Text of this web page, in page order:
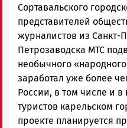
|
Петрозаводск
ГОВОРИТ
Сортавальского
представителей
журналистов из Санкт-
Петрозаводска МТС
необычного
заработал уже более
России, в том числе и
туристов карельском
проекте планируется